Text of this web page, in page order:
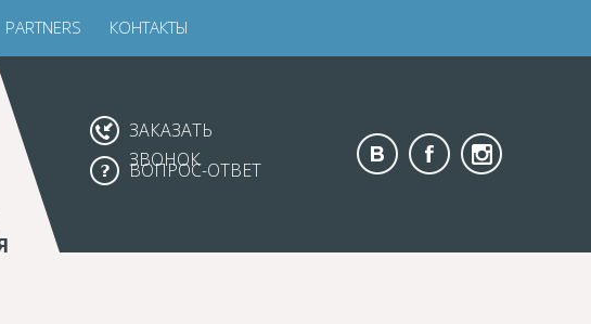
PARTNERS КОНТАКТЫ
ЗАКАЗАТЬ
ЗВОНОК
ВОПРОС-ОТВЕТ